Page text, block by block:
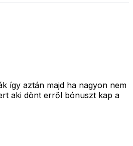
így aztán majd ha nagyon nem
aki dönt erről bónuszt kap a